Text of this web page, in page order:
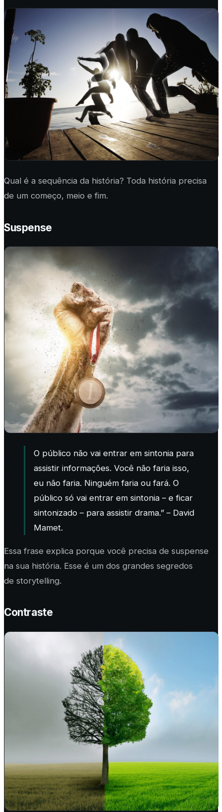
Qual é a sequência da história? Toda história precisa
de um começo, meio e fim.
Suspense
O público não vai entrar em sintonia para
assistir informações. Você não faria isso,
eu não faria. Ninguém faria ou fará. O
público só vai entrar em sintonia – e ficar
sintonizado – para assistir drama.” – David
Mamet.
Essa frase explica porque você precisa de suspense
na sua história. Esse é um dos grandes segredos
de storytelling.
Contraste